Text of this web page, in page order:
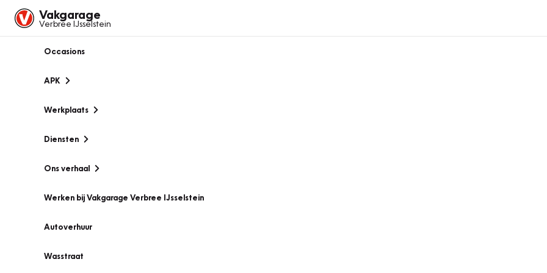
Vakgarage
Verbree IJsselstein
Occasions
APK
Werkplaats
Diensten
Ons verhaal
Werken bij Vakgarage Verbree IJsselstein
Autoverhuur
Wasstraat